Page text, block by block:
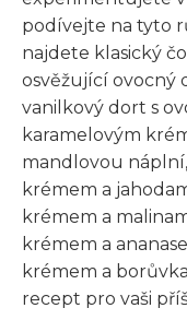
podívejte na tyto
najdete klasický
osvěžující ovocný
vanilkový dort s
karamelovým
mandlovou
krémem a
krémem a
krémem a
krémem a
recept pro vaši